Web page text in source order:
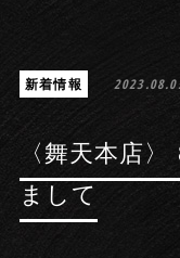
新着情報
〈舞天本店
まして